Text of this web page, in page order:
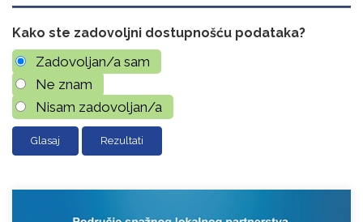
Kako ste zadovoljni dostupnošću podataka?
Zadovoljan/a sam
Ne znam
Nisam zadovoljan/a
Rezultati